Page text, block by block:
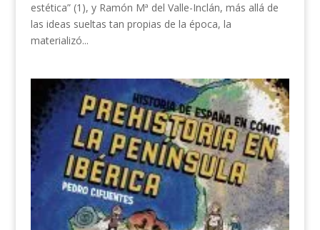
estética” (1), y Ramón Mª del Valle-Inclán, más allá de
las ideas sueltas tan propias de la época, la
materializó...